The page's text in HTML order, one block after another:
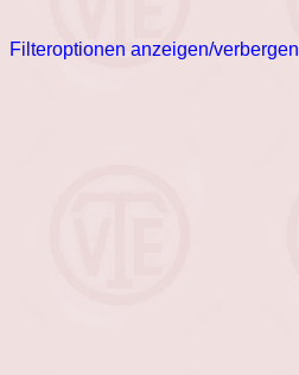
Filteroptionen anzeigen/verbergen